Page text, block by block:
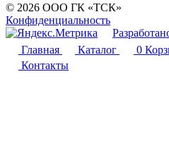
© 2026 ООО ГК «ТСК»
Конфиденциальность
Главная
Каталог 0
Контакты